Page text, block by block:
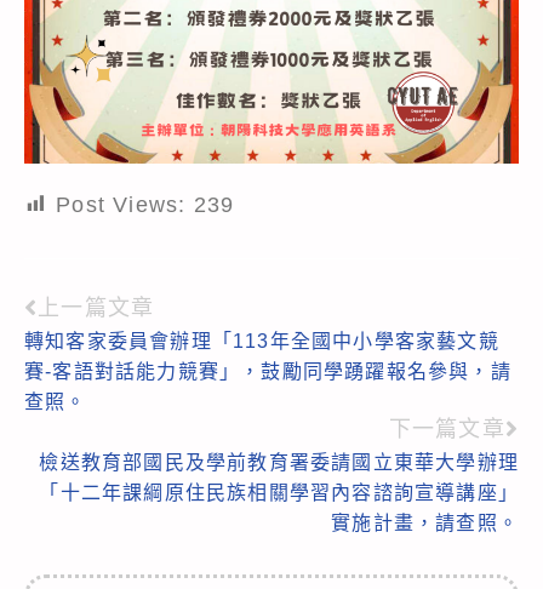
Post Views: 239
Read
more
articles
上一篇文章
轉知客家委員會辦理「113年全國中小學客家藝文競
賽-客語對話能力競賽」，鼓勵同學踴躍報名參與，請
查照。
下一篇文章
檢送教育部國民及學前教育署委請國立東華大學辦理
「十二年課綱原住民族相關學習內容諮詢宣導講座」
實施計畫，請查照。